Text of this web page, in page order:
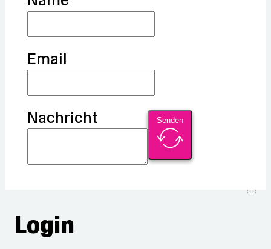
Email
Nachricht Senden
Login